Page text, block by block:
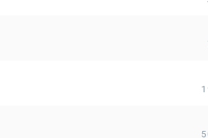
1
5